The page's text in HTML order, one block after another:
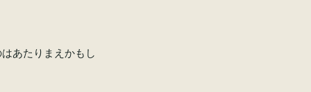
あたりまえかもし